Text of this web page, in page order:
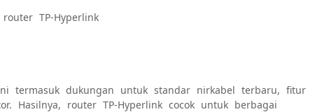
TP-Hyperlink
termasuk dukungan untuk standar nirkabel terbaru, fitur
Hasilnya, router TP-Hyperlink cocok untuk berbagai